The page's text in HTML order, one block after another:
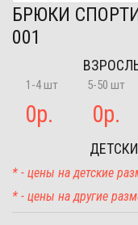
БРЮКИ
001
1-4 шт 5-50 шт
0р. 0р.
* - цены на детские
* - цены на другие